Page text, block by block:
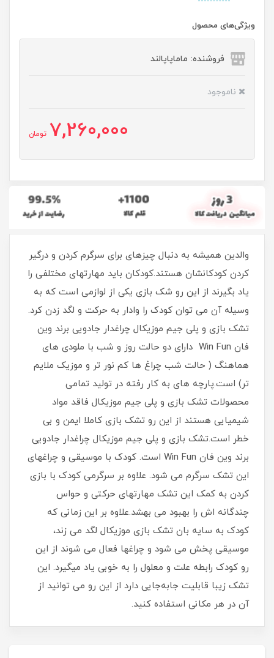
ویژگی‌های محصول
فروشنده: ماماپاپالند
ناموجود
7,260,000 تومان
والدین همیشه به دنبال چیزهای برای سرگرم کردن و درگیر
کردن کودکانشان هستند.کودکان باید مهارتهای مختلفی را
یاد بگیرند از این رو شک بازی یکی از لوازمی است که به
وسیله آن می توان کودک را وادار به حرکت و لگد زدن کرد.
تشک بازی و پلی جیم موزیکال چراغدار جادویی برند وین
فان Win Fun دارای دو حالت روز و شب با ملودی های
هماهنگ ( حالت شب چراغ ها کم نور تر و موزیک ملایم
تر) است.پارچه های به کار رفته در تولید تمامی
محصولات تشک بازی و پلی جیم موزیکال فاقد مواد
شیمیایی هستند از این رو تشک بازی کاملا ایمن و بی
خطر است.تشک بازی و پلی جیم موزیکال چراغدار جادویی
برند وین فان Win Fun است. کودک با موسیقی و چراغهای
این تشک سرگرم می شود. علاوه بر سرگرمی کودک با بازی
کردن به کمک این تشک مهارتهای حرکتی و حواس
چندگانه اش را بهبود می بهشد.علاوه بر این زمانی که
کودک به سایه بان تشک بازی موزیکال لگد می زند،
موسیقی پخش می شود و چراغها فعال می شوند از این
رو کودک رابطه علت و معلول را به خوبی یاد میگیرد. این
تشک زیبا قابلیت جابه‌جایی دارد از این رو می توانید از
آن در هر مکانی استفاده کنید.